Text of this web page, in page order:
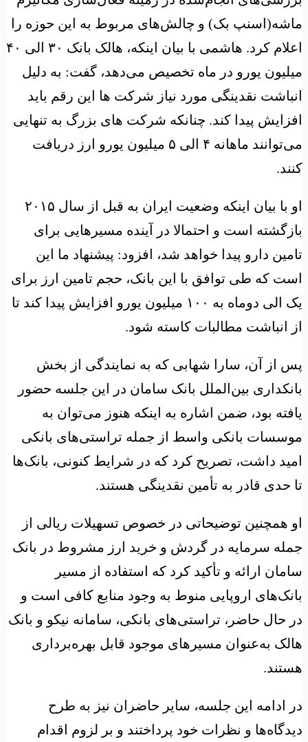
ماشه(اسنپ بک) و چالش‌های مربوط به این حوزه را
اعلام کرد. هاشمی با بیان اینکه، هالک بانک ۳۰ الی ۴۰
میلیون یورو در ماه تخصیص می‌دهد، گفت: به دلیل
انباشت نقدینگی مورد نیاز شرکت ها این رقم باید
افزایش پیدا کند. چنانکه شرکت های بزرگ به تنهایی
می‌توانند ماهانه ۴ الی ۵ میلیون یورو ارز دریافت
کنند.
او با بیان اینکه وضعیت ایران به قبل از سال ۲۰۱۵
بازگشته است و احتمالا در آینده مسیرهایی برای
تامین دارو پیدا خواهد شد، افزود: پیشنهاد ما این
است که طی توافق با این بانک، حجم تامین ارز برای
یک الی دوماه به ۱۰۰ میلیون یورو افزایش پیدا کند تا
از انباشت مطالبات کاسته شود.
پس از آن، سارا شهابی که به نمایندگی از بخش
بانکداری بین‌الملل بانک سامان در این جلسه حضور
یافته بود، ضمن اشاره به اینکه هنوز می‌توان به
موسسات بانکی واسط از جمله تراستی‌های بانکی
امید داشت، تصریح کرد که در شرایط کنونی، بانک‌ها
تا حدی قادر به تأمین نقدینگی هستند.
او همچنین توضیحاتی در خصوص تسهیلات ریالی از
جمله سرمایه در گردش و خرید ارز مشروط در بانک
سامان ارائه و تأکید کرد که استفاده از مسیر
بانک‌های اروپایی منوط به وجود منابع کافی است و
در حال حاضر، تراستی‌های بانکی، سامانه نیکو و بانک
هالک به‌عنوان مسیرهای موجود قابل بهره‌برداری
هستند.
در ادامه این جلسه، سایر حاضران نیز به طرح
دیدگاه‌ها و نظرات خود پرداختند و بر لزوم اقدام